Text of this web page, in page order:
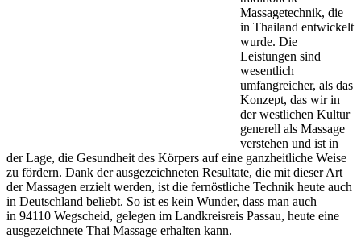
Massagetechnik, die
in Thailand entwickelt
wurde. Die
Leistungen sind
wesentlich
umfangreicher, als das
Konzept, das wir in
der westlichen Kultur
generell als Massage
verstehen und ist in
der Lage, die Gesundheit des Körpers auf eine ganzheitliche Weise
zu fördern. Dank der ausgezeichneten Resultate, die mit dieser Art
der Massagen erzielt werden, ist die fernöstliche Technik heute auch
in Deutschland beliebt. So ist es kein Wunder, dass man auch
in 94110 Wegscheid, gelegen im Landkreisreis Passau, heute eine
ausgezeichnete Thai Massage erhalten kann.